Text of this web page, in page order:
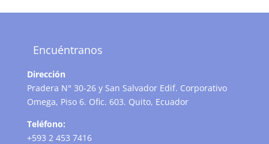
Encuéntranos
Dirección
Pradera N° 30-26 y San Salvador Edif. Corporativo
Omega, Piso 6. Ofic. 603. Quito, Ecuador
Teléfono:
+593 2 453 7416